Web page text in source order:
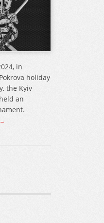
in
holiday
the Kyiv
an